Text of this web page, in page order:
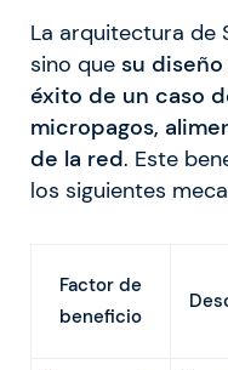
La arquitectura de
sino que su
éxito de un caso
micropagos,
de la red. Este
los siguientes
Factor de
beneficio